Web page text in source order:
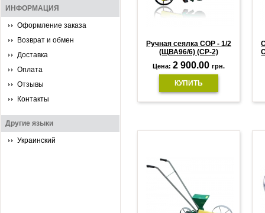
ИНФОРМАЦИЯ
Оформление заказа
Возврат и обмен
Доставка
Оплата
Отзывы
Контакты
Другие языки
Украинский
Ручная сеялка СОР - 1/2
(ЩВА96/6) (СР-2)
Цена: 2 900.00 грн.
КУПИТЬ